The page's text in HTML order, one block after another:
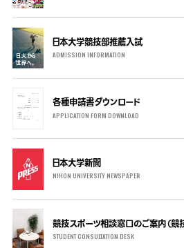
日本大学競技部推薦入試
ADMISSION INFORMATION
各種申請書ダウンロード
APPLICATION FORM DOWNLOAD
日本大学新聞
NIHON UNIVERSITY NEWSPAPER
競技スポーツ相談窓口のご案内（競
STUDENT CONSULTATION DESK